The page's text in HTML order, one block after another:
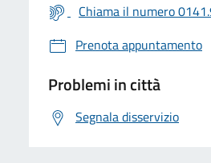
Chiama il numero
Prenota appuntamento
Problemi in città
Segnala disservizio